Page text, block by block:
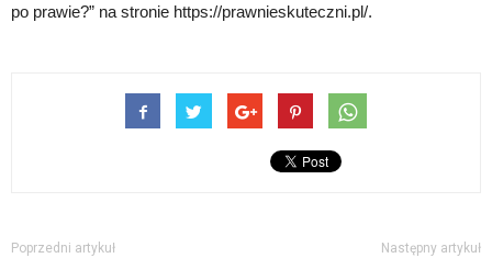
po prawie?” na stronie https://prawnieskuteczni.pl/.
Poprzedni artykuł Następny artykuł